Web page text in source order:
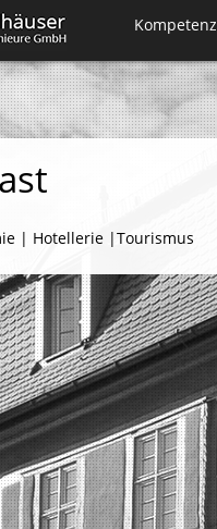
Kompetenz
| Hotellerie |Tourismus